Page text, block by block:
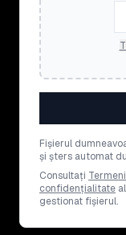
Fișierul
și șters automat
Consultați
confidențialitate
gestionat fișierul.